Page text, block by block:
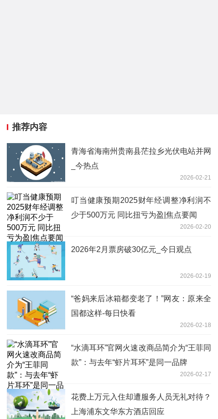
推荐内容
青海省海南州贵南县茫拉乡光伏电站并网
_今热点
2026-02-21
叮当健康预期2025财年经调整净利润不
少于500万元 同比扭亏为盈|焦点要闻
2026-02-20
2026年2月票房破30亿元_今日观点
2026-02-19
“爸妈来后冰箱都变老了！”网友：原来全
国都这样-每日快看
2026-02-18
“水滴耳环”官网火速改商品简介为“王菲同
款”：与去年“虾片耳环”是同一品牌
2026-02-17
花费上万元入住却遭服务人员无礼对待？
上海浦东文华东方酒店回应